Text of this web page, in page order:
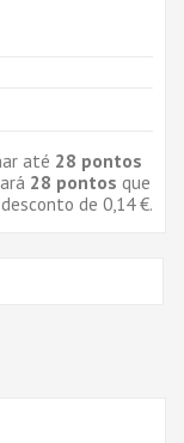
até 28 pontos
28 pontos que
de 0,14 €.